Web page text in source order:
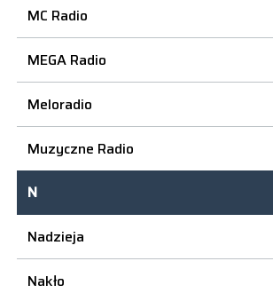
MC Radio
MEGA Radio
Meloradio
Muzyczne Radio
N
Nadzieja
Nakło